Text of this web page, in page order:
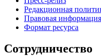
Редакционная
Правовая информация
Формат ресурса
Сотрудничество